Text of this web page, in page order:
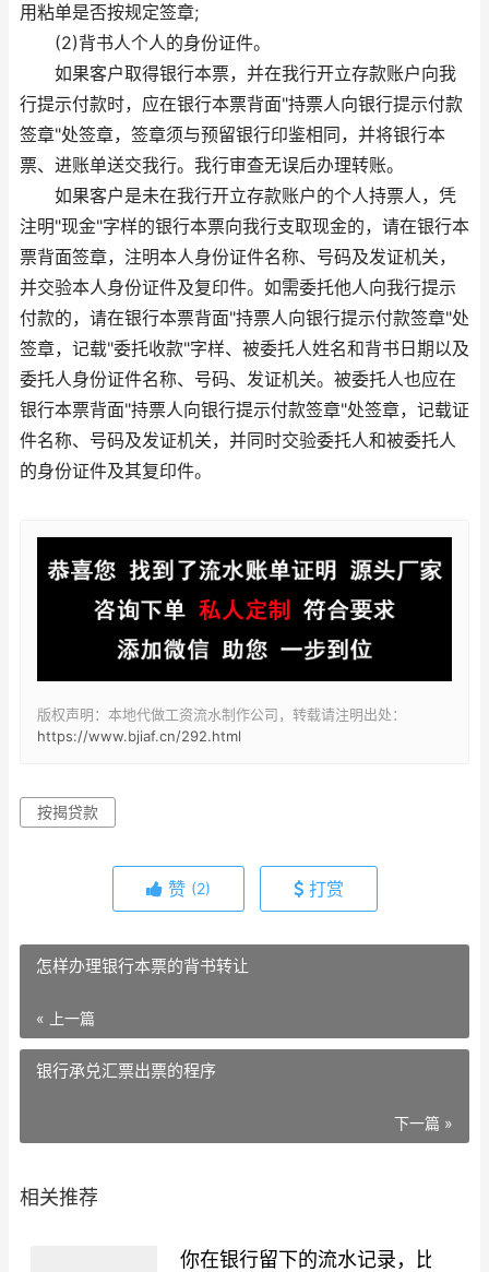
用粘单是否按规定签章;
(2)背书人个人的身份证件。
如果客户取得银行本票，并在我行开立存款账户向我
行提示付款时，应在银行本票背面"持票人向银行提示付款
签章"处签章，签章须与预留银行印鉴相同，并将银行本
票、进账单送交我行。我行审查无误后办理转账。
如果客户是未在我行开立存款账户的个人持票人，凭
注明"现金"字样的银行本票向我行支取现金的，请在银行本
票背面签章，注明本人身份证件名称、号码及发证机关，
并交验本人身份证件及复印件。如需委托他人向我行提示
付款的，请在银行本票背面"持票人向银行提示付款签章"处
签章，记载"委托收款"字样、被委托人姓名和背书日期以及
委托人身份证件名称、号码、发证机关。被委托人也应在
银行本票背面"持票人向银行提示付款签章"处签章，记载证
件名称、号码及发证机关，并同时交验委托人和被委托人
的身份证件及其复印件。
版权声明：本地代做工资流水制作公司，转载请注明出处：
https://www.bjiaf.cn/292.html
按揭贷款
赞 (2) 打赏
怎样办理银行本票的背书转让
« 上一篇
银行承兑汇票出票的程序
下一篇 »
相关推荐
你在银行留下的流水记录，比你想